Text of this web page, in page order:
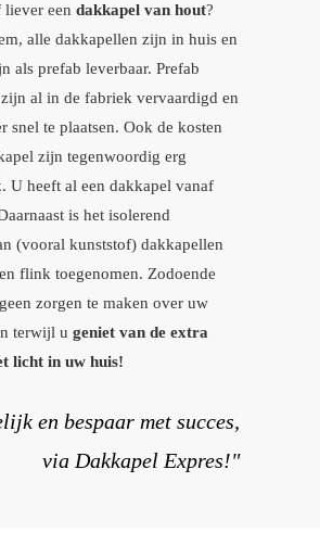
liever een dakkapel van hout?
alle dakkapellen zijn in huis en
als prefab leverbaar. Prefab
al in de fabriek vervaardigd en
snel te plaatsen. Ook de kosten
zijn tegenwoordig erg
U heeft al een dakkapel vanaf
is het isolerend
(vooral kunststof) dakkapellen
flink toegenomen. Zodoende
zorgen te maken over uw
terwijl u geniet van de extra
licht in uw huis!
en bespaar met succes,
via Dakkapel Expres!"